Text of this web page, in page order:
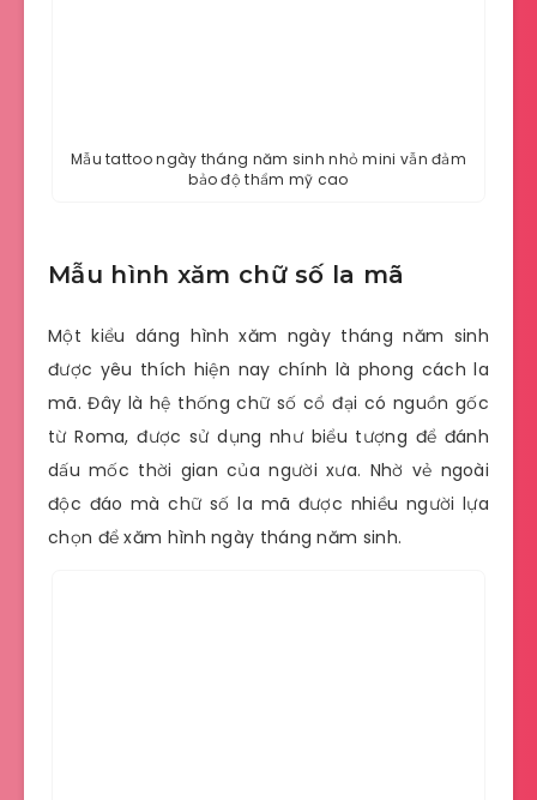
Mẫu tattoo ngày tháng năm sinh nhỏ mini vẫn đảm
bảo độ thẩm mỹ cao
Mẫu hình xăm chữ số la mã
Một kiểu dáng hình xăm ngày tháng năm sinh
được yêu thích hiện nay chính là phong cách la
mã. Đây là hệ thống chữ số cổ đại có nguồn gốc
từ Roma, được sử dụng như biểu tượng để đánh
dấu mốc thời gian của người xưa. Nhờ vẻ ngoài
độc đáo mà chữ số la mã được nhiều người lựa
chọn để xăm hình ngày tháng năm sinh.